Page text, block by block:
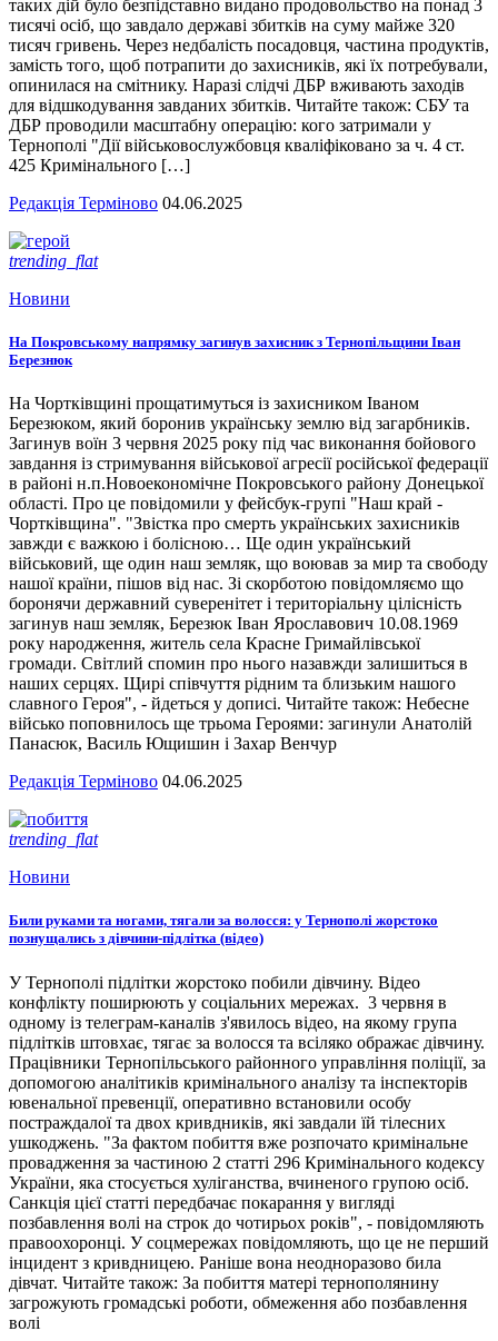
таких дій було безпідставно видано продовольство на понад 3
тисячі осіб, що завдало державі збитків на суму майже 320
тисяч гривень. Через недбалість посадовця, частина продуктів,
замість того, щоб потрапити до захисників, які їх потребували,
опинилася на смітнику. Наразі слідчі ДБР вживають заходів
для відшкодування завданих збитків. Читайте також: СБУ та
ДБР проводили масштабну операцію: кого затримали у
Тернополі "Дії військовослужбовця кваліфіковано за ч. 4 ст.
425 Кримінального […]
Редакція Терміново 04.06.2025
trending_flat
Новини
На Покровському напрямку загинув захисник з Тернопільщини Іван
Березнюк
На Чортківщині прощатимуться із захисником Іваном
Березюком, який боронив українську землю від загарбників.
Загинув воїн 3 червня 2025 року під час виконання бойового
завдання із стримування військової агресії російської федерації
в районі н.п.Новоекономічне Покровського району Донецької
області. Про це повідомили у фейсбук-групі "Наш край -
Чортківщина". "Звістка про смерть українських захисників
завжди є важкою і болісною… Ще один український
військовий, ще один наш земляк, що воював за мир та свободу
нашої країни, пішов від нас. Зі скорботою повідомляємо що
боронячи державний суверенітет і територіальну цілісність
загинув наш земляк, Березюк Іван Ярославович 10.08.1969
року народження, житель села Красне Гримайлівської
громади. Світлий спомин про нього назавжди залишиться в
наших серцях. Щирі співчуття рідним та близьким нашого
славного Героя", - йдеться у дописі. Читайте також: Небесне
військо поповнилось ще трьома Героями: загинули Анатолій
Панасюк, Василь Ющишин і Захар Венчур
Редакція Терміново 04.06.2025
trending_flat
Новини
Били руками та ногами, тягали за волосся: у Тернополі жорстоко
познущались з дівчини-підлітка (відео)
У Тернополі підлітки жорстоко побили дівчину. Відео
конфлікту поширюють у соціальних мережах. 3 червня в
одному із телеграм-каналів з'явилось відео, на якому група
підлітків штовхає, тягає за волосся та всіляко ображає дівчину.
Працівники Тернопільського районного управління поліції, за
допомогою аналітиків кримінального аналізу та інспекторів
ювенальної превенції, оперативно встановили особу
постраждалої та двох кривдників, які завдали їй тілесних
ушкоджень. "За фактом побиття вже розпочато кримінальне
провадження за частиною 2 статті 296 Кримінального кодексу
України, яка стосується хуліганства, вчиненого групою осіб.
Санкція цієї статті передбачає покарання у вигляді
позбавлення волі на строк до чотирьох років", - повідомляють
правоохоронці. У соцмережах повідомляють, що це не перший
інцидент з кривдницею. Раніше вона неодноразово била
дівчат. Читайте також: За побиття матері тернополянину
загрожують громадські роботи, обмеження або позбавлення
волі